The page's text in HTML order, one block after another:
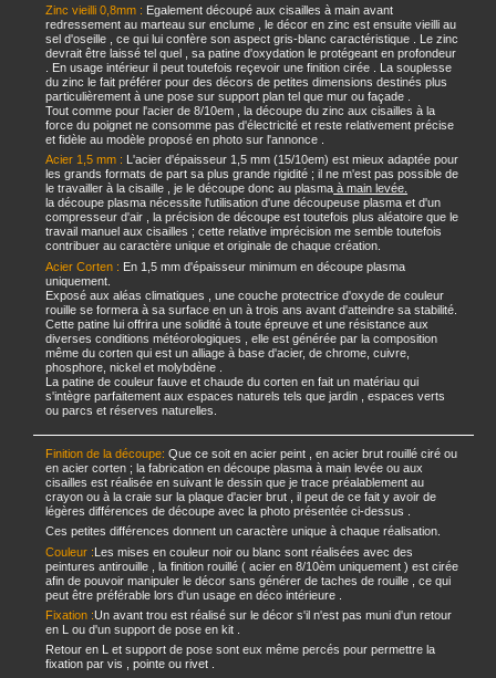
Zinc vieilli 0,8mm : Egalement découpé aux cisailles à main avant
redressement au marteau sur enclume , le décor en zinc est ensuite vieilli au
sel d'oseille , ce qui lui confère son aspect gris-blanc caractéristique . Le zinc
devrait être laissé tel quel , sa patine d'oxydation le protégeant en profondeur
. En usage intérieur il peut toutefois reçevoir une finition cirée . La souplesse
du zinc le fait préférer pour des décors de petites dimensions destinés plus
particulièrement à une pose sur support plan tel que mur ou façade .
Tout comme pour l'acier de 8/10em , la découpe du zinc aux cisailles à la
force du poignet ne consomme pas d'électricité et reste relativement précise
et fidèle au modèle proposé en photo sur l'annonce .
Acier 1,5 mm : L'acier d'épaisseur 1,5 mm (15/10em) est mieux adaptée pour
les grands formats de part sa plus grande rigidité ; il ne m'est pas possible de
le travailler à la cisaille , je le découpe donc au plasma à main levée.
la découpe plasma nécessite l'utilisation d'une découpeuse plasma et d'un
compresseur d'air , la précision de découpe est toutefois plus aléatoire que le
travail manuel aux cisailles ; cette relative imprécision me semble toutefois
contribuer au caractère unique et originale de chaque création.
Acier Corten : En 1,5 mm d'épaisseur minimum en découpe plasma
uniquement.
Exposé aux aléas climatiques , une couche protectrice d'oxyde de couleur
rouille se formera à sa surface en un à trois ans avant d'atteindre sa stabilité.
Cette patine lui offrira une solidité à toute épreuve et une résistance aux
diverses conditions météorologiques , elle est générée par la composition
même du corten qui est un alliage à base d'acier, de chrome, cuivre,
phosphore, nickel et molybdène .
La patine de couleur fauve et chaude du corten en fait un matériau qui
s'intègre parfaitement aux espaces naturels tels que jardin , espaces verts
ou parcs et réserves naturelles.
Finition de la découpe: Que ce soit en acier peint , en acier brut rouillé ciré ou
en acier corten ; la fabrication en découpe plasma à main levée ou aux
cisailles est réalisée en suivant le dessin que je trace préalablement au
crayon ou à la craie sur la plaque d'acier brut , il peut de ce fait y avoir de
légères différences de découpe avec la photo présentée ci-dessus .
Ces petites différences donnent un caractère unique à chaque réalisation.
Couleur :Les mises en couleur noir ou blanc sont réalisées avec des
peintures antirouille , la finition rouillé ( acier en 8/10èm uniquement ) est cirée
afin de pouvoir manipuler le décor sans générer de taches de rouille , ce qui
peut être préférable lors d'un usage en déco intérieure .
Fixation :Un avant trou est réalisé sur le décor s'il n'est pas muni d'un retour
en L ou d'un support de pose en kit .
Retour en L et support de pose sont eux même percés pour permettre la
fixation par vis , pointe ou rivet .